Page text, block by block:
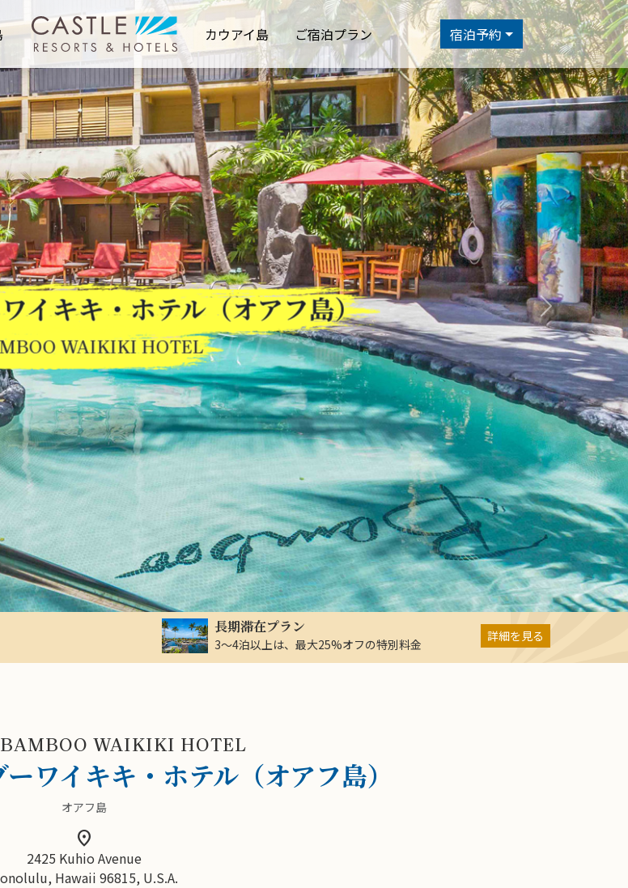
カウアイ島 ご宿泊プラン 宿泊予約
Next
イキキ・ホテル（オアフ島）
WAIKIKI HOTEL
長期滞在プラン
3～4泊以上は、最大25%オフの特別料金
詳細を見る
WAIKIKI HOTEL
ワイキキ・ホテル（オアフ島）
オアフ島
location_on
2425 Kuhio Avenue
Hawaii 96815, U.S.A.